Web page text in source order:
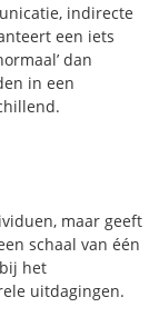
indirecte
een iets
dan
in een
maar geeft
schaal van één
het
uitdagingen.